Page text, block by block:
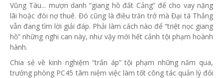
Vũng Tàu... mượn danh “giang hồ đất Cảng” để cho vay nặng
lãi hoặc đòi nợ thuê. Đó cũng là điều trăn trở mà Đại tá Thắng
vẫn đang tìm lời giải đáp. Phải làm cách nào để “triệt nọc giang
hồ” những nghi can này, như vậy mới hết cảnh tội phạm hoành
hành.
Chia sẻ về kinh nghiệm “trấn áp” tội phạm những năm qua,
trưởng phòng PC45 tâm niệm việc làm tốt công tác quản lý đối